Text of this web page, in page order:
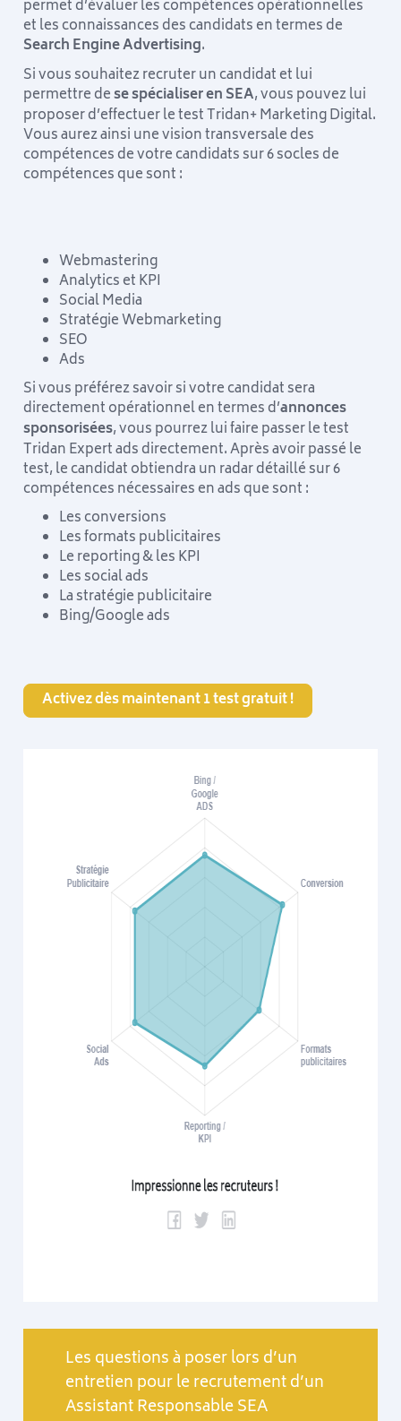
permet d’évaluer les compétences opérationnelles
et les connaissances des candidats en termes de
Search Engine Advertising.
Si vous souhaitez recruter un candidat et lui
permettre dese spécialiser en SEA, vous pouvez lui
proposer d’effectuer le test Tridan+ Marketing Digital.
Vous aurez ainsi une vision transversale des
compétences de votre candidats sur 6 socles de
compétences que sont :
Webmastering
Analytics et KPI
Social Media
Stratégie Webmarketing
SEO
Ads
Si vous préférez savoir si votre candidat sera
directement opérationnel en termes d’annonces
sponsorisées, vous pourrez lui faire passer le test
Tridan Expert ads directement. Après avoir passé le
test, le candidat obtiendra un radar détaillé sur 6
compétences nécessaires en ads que sont :
Les conversions
Les formats publicitaires
Le reporting & les KPI
Les social ads
La stratégie publicitaire
Bing/Google ads
Activez dès maintenant 1 test gratuit !
Les questions à poser lors d’un
entretien pour le recrutement d’un
Assistant Responsable SEA